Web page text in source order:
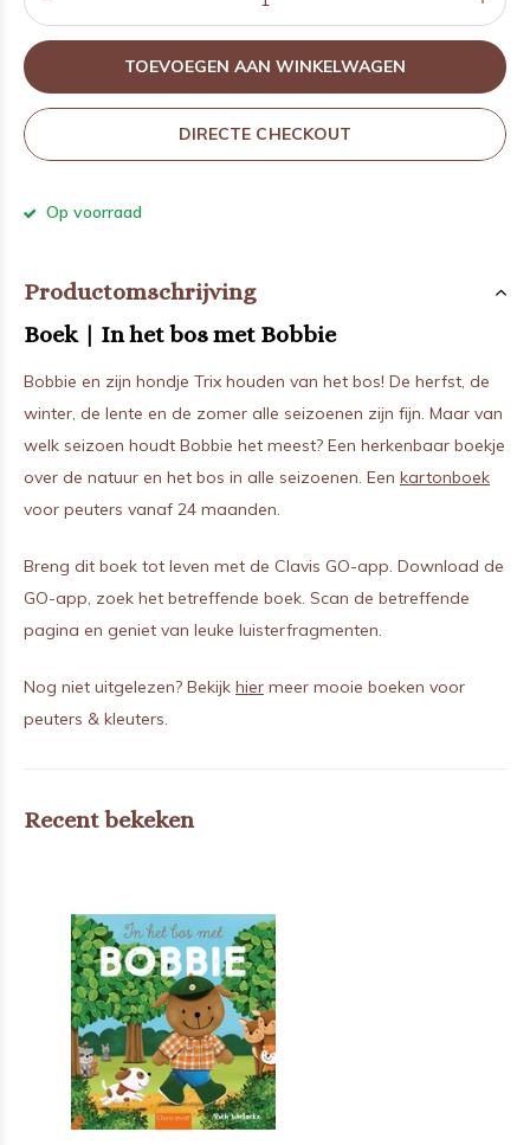
TOEVOEGEN AAN WINKELWAGEN
DIRECTE CHECKOUT
Op voorraad
Productomschrijving
Boek | In het bos met Bobbie
Bobbie en zijn hondje Trix houden van het bos! De herfst, de
winter, de lente en de zomer alle seizoenen zijn fijn. Maar van
welk seizoen houdt Bobbie het meest? Een herkenbaar boekje
over de natuur en het bos in alle seizoenen. Een kartonboek
voor peuters vanaf 24 maanden.
Breng dit boek tot leven met de Clavis GO-app. Download de
GO-app, zoek het betreffende boek. Scan de betreffende
pagina en geniet van leuke luisterfragmenten.
Nog niet uitgelezen? Bekijk hier meer mooie boeken voor
peuters & kleuters.
Recent bekeken